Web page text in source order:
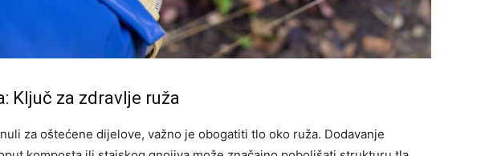
Ključ za zdravlje ruža
za oštećene dijelove, važno je obogatiti tlo oko ruža. Dodavanje